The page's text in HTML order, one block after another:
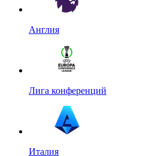
Англия
Лига конференций
Италия